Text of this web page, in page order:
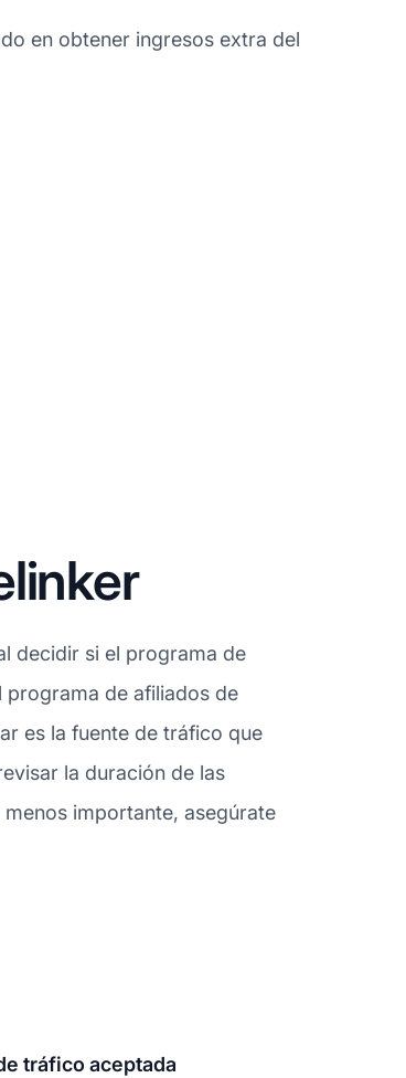
en obtener ingresos extra del
decidir si el programa de
programa de afiliados de
es la fuente de tráfico que
la duración de las
importante, asegúrate
tráfico aceptada